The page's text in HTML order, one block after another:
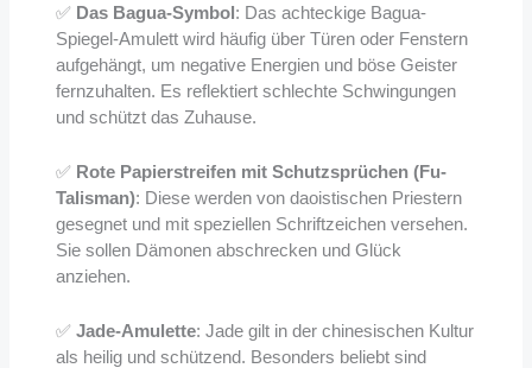
✅ Das Bagua-Symbol: Das achteckige Bagua-
Spiegel-Amulett wird häufig über Türen oder Fenstern
aufgehängt, um negative Energien und böse Geister
fernzuhalten. Es reflektiert schlechte Schwingungen
und schützt das Zuhause.
✅ Rote Papierstreifen mit Schutzsprüchen (Fu-
Talisman): Diese werden von daoistischen Priestern
gesegnet und mit speziellen Schriftzeichen versehen.
Sie sollen Dämonen abschrecken und Glück
anziehen.
✅ Jade-Amulette: Jade gilt in der chinesischen Kultur
als heilig und schützend. Besonders beliebt sind